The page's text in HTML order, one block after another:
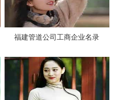
福建管道公司工商企业名录